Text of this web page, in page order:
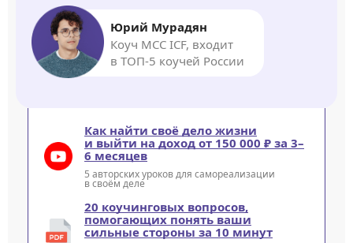
Юрий Мурадян
Коуч MCC ICF, входит
в ТОП-5 коучей России
Как найти своё дело жизни
и выйти на доход от 150 000 ₽ за 3–
6 месяцев
5 авторских уроков для самореализации
в своём деле
20 коучинговых вопросов,
помогающих понять ваши
сильные стороны за 10 минут